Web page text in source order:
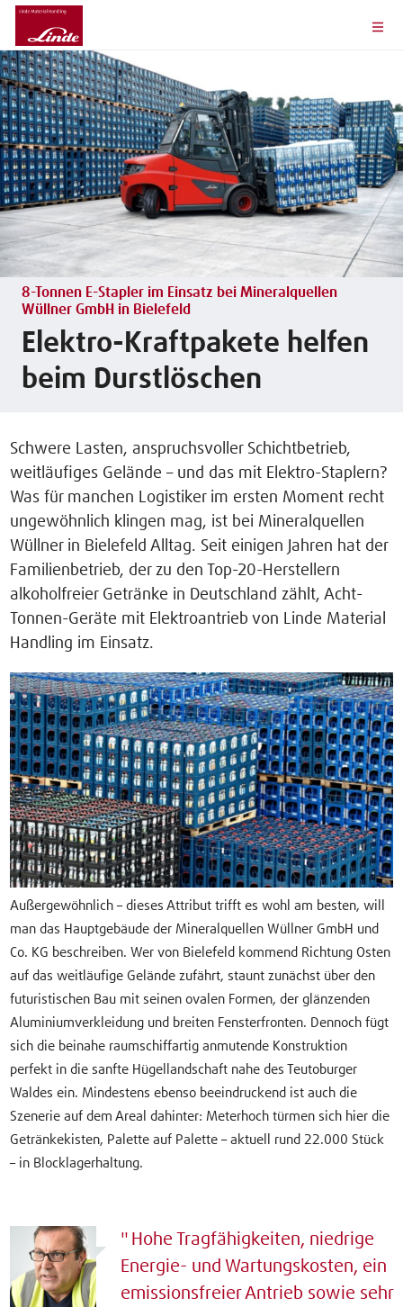
8-Tonnen E-Stapler im Einsatz bei Mineralquellen
Wüllner GmbH in Bielefeld
Elektro-Kraftpakete helfen
beim Durstlöschen
Schwere Lasten, anspruchsvoller Schichtbetrieb,
weitläufiges Gelände – und das mit Elektro-Staplern?
Was für manchen Logistiker im ersten Moment recht
ungewöhnlich klingen mag, ist bei Mineralquellen
Wüllner in Bielefeld Alltag. Seit einigen Jahren hat der
Familienbetrieb, der zu den Top-20-Herstellern
alkoholfreier Getränke in Deutschland zählt, Acht-
Tonnen-Geräte mit Elektroantrieb von Linde Material
Handling im Einsatz.
Außergewöhnlich – dieses Attribut trifft es wohl am besten, will
man das Hauptgebäude der Mineralquellen Wüllner GmbH und
Co. KG beschreiben. Wer von Bielefeld kommend Richtung Osten
auf das weitläufige Gelände zufährt, staunt zunächst über den
futuristischen Bau mit seinen ovalen Formen, der glänzenden
Aluminiumverkleidung und breiten Fensterfronten. Dennoch fügt
sich die beinahe raumschiffartig anmutende Konstruktion
perfekt in die sanfte Hügellandschaft nahe des Teutoburger
Waldes ein. Mindestens ebenso beeindruckend ist auch die
Szenerie auf dem Areal dahinter: Meterhoch türmen sich hier die
Getränkekisten, Palette auf Palette – aktuell rund 22.000 Stück
– in Blocklagerhaltung.
Hohe Tragfähigkeiten, niedrige
Energie- und Wartungskosten, ein
emissionsfreier Antrieb sowie sehr